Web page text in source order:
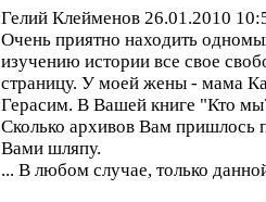
Гелий Клейменов 26.01.2010
Очень приятно находить
изучению истории все свое
страницу. У моей жены - мама
Герасим. В Вашей книге "Кто
Сколько архивов Вам пришлось
Вами шляпу.
... В любом случае, только